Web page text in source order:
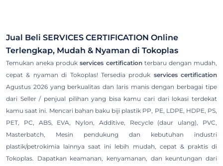
Jual Beli SERVICES CERTIFICATION Online
Terlengkap, Mudah & Nyaman di Tokoplas
Temukan aneka produkservices certificationterbaru dengan mudah,
cepat & nyaman di Tokoplas! Tersedia produk services certification
Agustus 2026 yang berkualitas dan laris manis dengan berbagai tipe
dari Seller / penjual pilihan yang bisa kamu cari dari lokasi terdekat
kamu saat ini. Mencari bahan baku biji plastik PP, PE, LDPE, HDPE, PS,
PET, PC, ABS, EVA, Nylon, Additive, Recycle (daur ulang), PVC,
Masterbatch, Mesin pendukung dan kebutuhan industri
plastik/petrokimia lainnya saat ini lebih mudah, cepat & praktis di
Tokoplas. Dapatkan keamanan, kenyamanan, dan keuntungan dari